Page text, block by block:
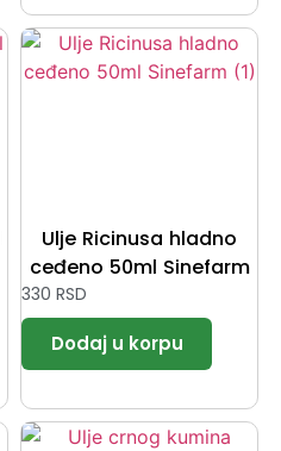
Ulje Ricinusa hladno
ceđeno 50ml Sinefarm
330 RSD